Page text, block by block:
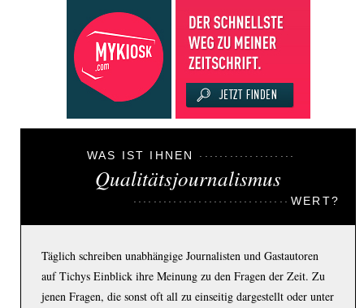
WAS IST IHNEN
Qualitätsjournalismus
WERT?
Täglich schreiben unabhängige Journalisten und Gastautoren
auf Tichys Einblick ihre Meinung zu den Fragen der Zeit. Zu
jenen Fragen, die sonst oft all zu einseitig dargestellt oder unter